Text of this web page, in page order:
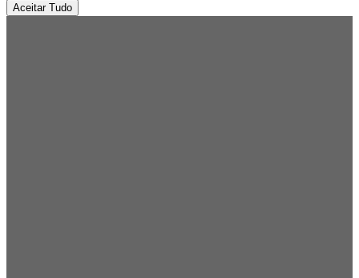
Aceitar Tudo